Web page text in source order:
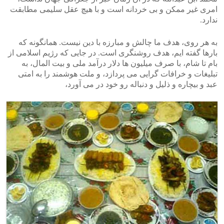
امری غیر ممکن و بی خردانه است و با هیچ عقل سلیمی مطابقت
ندارد.
به هر روی، هدف ما چالش و مبارزه با دین نیست. همانگونه که
بارها گفته ایم، هدف روشنگری است. در جایی که رژیم اسلامی از
بام تا شام، با صرف میلیون ها دلار درآمد ملی و بیت المال، به
تبلیغات و خرافات گرایی می پردازد، و ملت هوشمند را به امتی
عبد و بیچاره و ذلیل و دنباله رو خود در می آورد،